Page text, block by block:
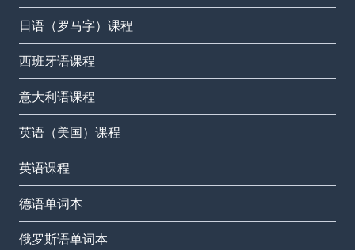
日语（罗马字）课程
西班牙语课程
意大利语课程
英语（美国）课程
英语课程
德语单词本
俄罗斯语单词本